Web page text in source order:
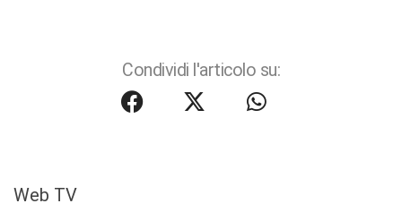
Condividi l'articolo su:
Web TV